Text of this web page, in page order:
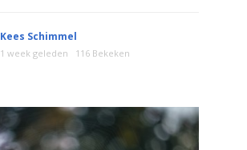
Kees Schimmel
1 week geleden 116 Bekeken